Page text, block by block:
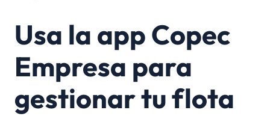
Usa la app Copec
Empresa para
gestionar tu flota